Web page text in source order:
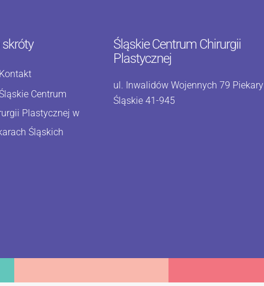
skróty
Kontakt
Centrum
Plastycznej w
Śląskich
Śląskie Centrum Chirurgii
Plastycznej
ul. Inwalidów Wojennych 79 Piekary
Śląskie 41-945